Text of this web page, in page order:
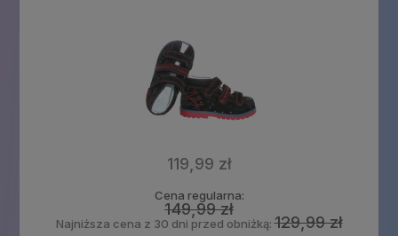
119,99 zł
Cena regularna:
149,99 zł
Najniższa cena z 30 dni przed obniżką:129,99 zł